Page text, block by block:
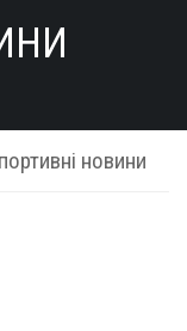
новини